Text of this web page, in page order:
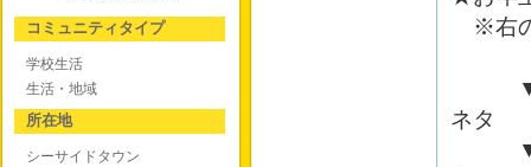
※右の
▼大
ネタ
▼ 吉
コミュニティタイプ
学校生活
生活・地域
所在地
シーサイドタウン